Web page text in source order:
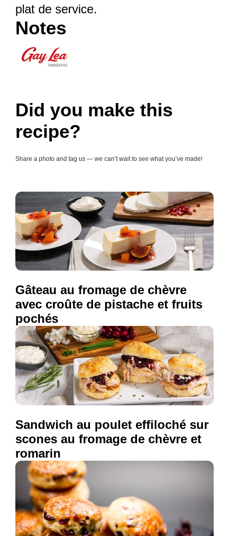
plat de service.
Notes
Did you make this
recipe?
Share a photo and tag us — we can’t wait to see what you’ve made!
Gâteau au fromage de chèvre
avec croûte de pistache et fruits
pochés
Sandwich au poulet effiloché sur
scones au fromage de chèvre et
romarin